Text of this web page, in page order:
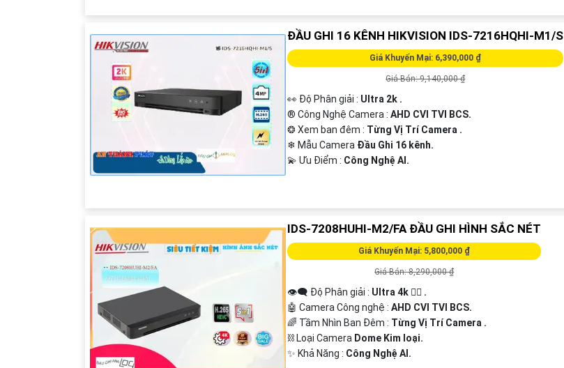
ĐẦU GHI 16 KÊNH HIKVISION IDS-7216HQHI-M1/S
Giá Khuyến Mại: 6,390,000 ₫
Giá Bán: 9,140,000 ₫
👀 Độ Phân giải : Ultra 2k .
®️ Công Nghệ Camera :AHD CVI TVI BCS.
❂ Xem ban đêm : Từng Vị Trí Camera .
❄ Mẫu Camera Đầu Ghi 16 kênh.
️💫 Ưu Điểm : Công Nghệ AI.
IDS-7208HUHI-M2/FA ĐẦU GHI HÌNH SẮC NÉT
Giá Khuyến Mại: 5,800,000 ₫
Giá Bán: 8,290,000 ₫
👁️‍🗨 Độ Phân giải : Ultra 4k 👍🏾 .
🤖️ Camera Công nghệ :AHD CVI TVI BCS.
🌈 Tầm Nhìn Ban Đêm : Từng Vị Trí Camera .
⛓ Loại Camera Dome Kim loại.
️✨ Khả Năng : Công Nghệ AI.